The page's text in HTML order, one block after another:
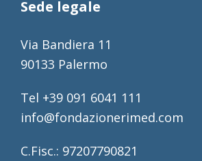
Sede legale
Via Bandiera 11
90133 Palermo
Tel +39 091 6041 111
info@fondazionerimed.com
C.Fisc.: 97207790821